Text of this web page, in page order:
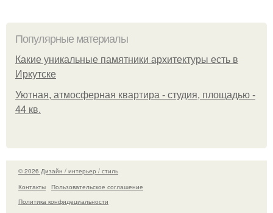
Популярные материалы
Какие уникальные памятники архитектуры есть в
Иркутске
Уютная, атмосферная квартира - студия, площадью -
44 кв.
© 2026 Дизайн / интерьер / стиль
Контакты
Пользовательское соглашение
Политика конфидециальности